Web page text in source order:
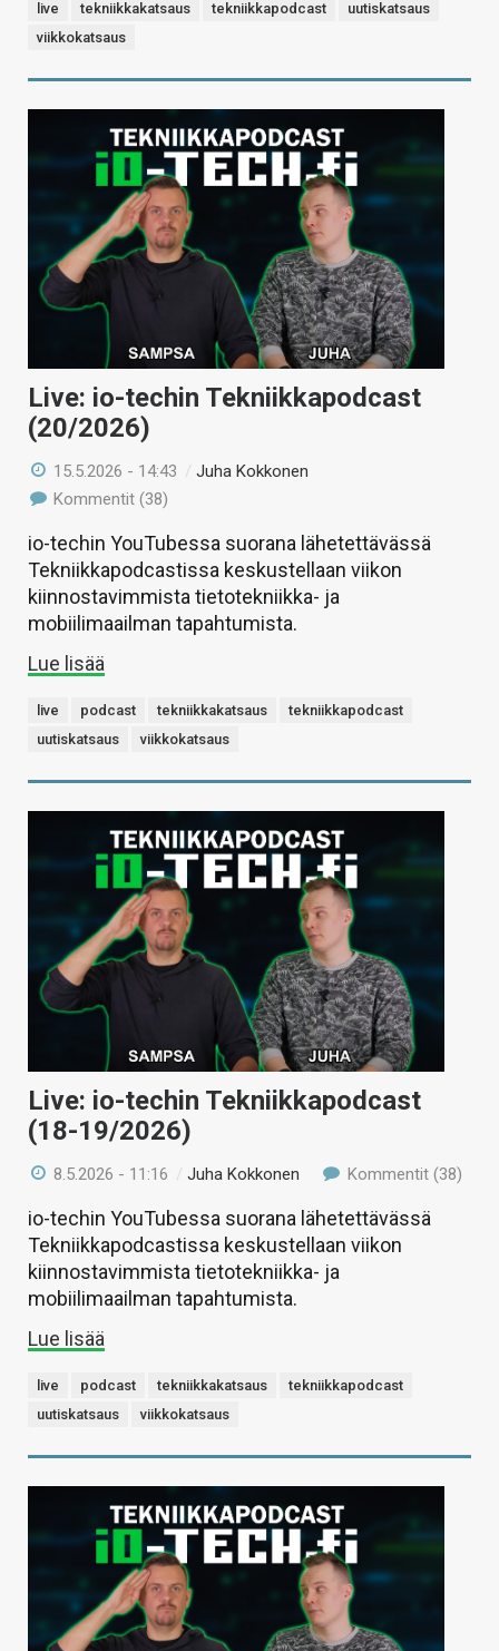
live tekniikkakatsaus tekniikkapodcast
uutiskatsaus
viikkokatsaus
Live: io-techin Tekniikkapodcast
(20/2026)
15.5.2026 - 14:43 /Juha Kokkonen
Kommentit (38)
io-techin YouTubessa suorana lähetettävässä
Tekniikkapodcastissa keskustellaan viikon
kiinnostavimmista tietotekniikka- ja
mobiilimaailman tapahtumista.
Lue lisää
live podcast tekniikkakatsaus
tekniikkapodcast
uutiskatsaus
viikkokatsaus
Live: io-techin Tekniikkapodcast
(18-19/2026)
8.5.2026 - 11:16 /Juha Kokkonen Kommentit (38)
io-techin YouTubessa suorana lähetettävässä
Tekniikkapodcastissa keskustellaan viikon
kiinnostavimmista tietotekniikka- ja
mobiilimaailman tapahtumista.
Lue lisää
live podcast tekniikkakatsaus
tekniikkapodcast
uutiskatsaus
viikkokatsaus